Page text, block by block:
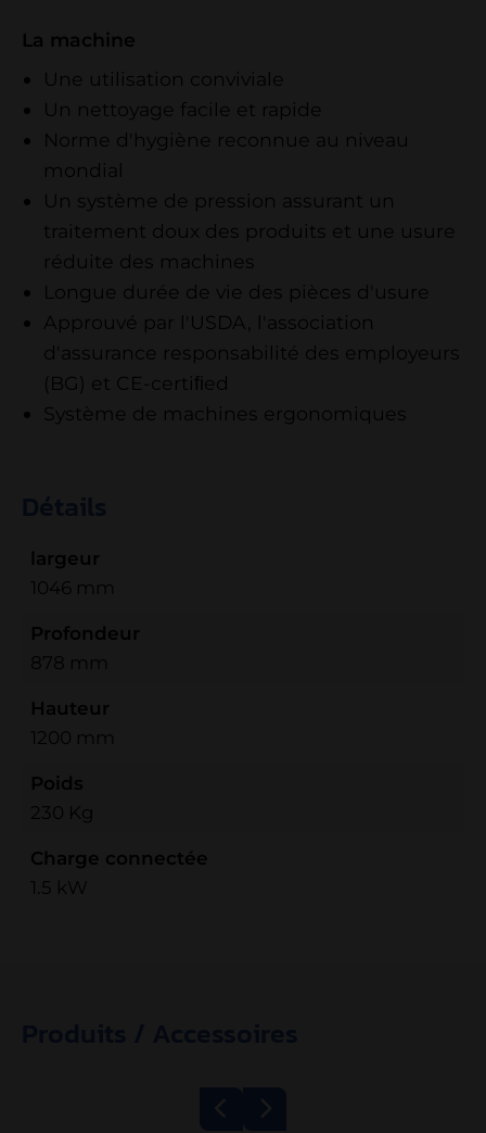
La machine
Une utilisation conviviale
Un nettoyage facile et rapide
Norme d'hygiène reconnue au niveau
mondial
Un système de pression assurant un
traitement doux des produits et une usure
réduite des machines
Longue durée de vie des pièces d'usure
Approuvé par l'USDA, l'association
d'assurance responsabilité des employeurs
(BG) et CE-certiﬁed
Système de machines ergonomiques
largeur
1046 mm
Profondeur
878 mm
Hauteur
1200 mm
Poids
230 Kg
Charge connectée
1.5 kW